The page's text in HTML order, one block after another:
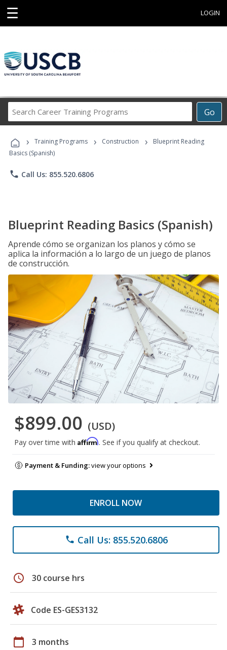
☰ LOGIN
Go
Career
Programs
› Training Programs › Construction ›
Blueprint Reading
Basics (Spanish)
phone Call Us: 855.520.6806
Blueprint Reading Basics (Spanish)
Aprende cómo se organizan los planos y cómo se
aplica la información a lo largo de un juego de planos
de construcción.
$899.00 (USD)
Pay over time with Affirm. See if you qualify at checkout.
Payment & Funding:view your options
ENROLL NOW
phone Call Us: 855.520.6806
schedule 30 course hrs
Code ES-GES3132
calendar_today 3 months